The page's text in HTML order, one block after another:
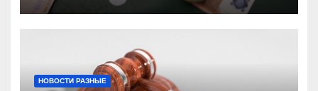
НОВОСТИ РАЗНЫЕ